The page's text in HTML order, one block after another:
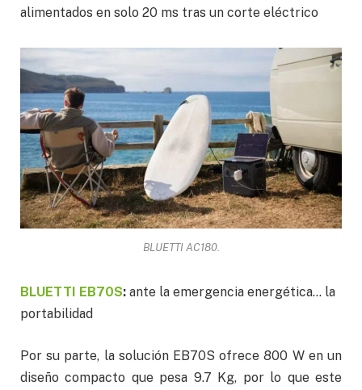
alimentados en solo 20 ms tras un corte eléctrico
BLUETTI AC180.
BLUETTI EB70S: ante la emergencia energética… la
portabilidad
Por su parte, la solución EB70S ofrece 800 W en un
diseño compacto que pesa 9.7 Kg, por lo que este